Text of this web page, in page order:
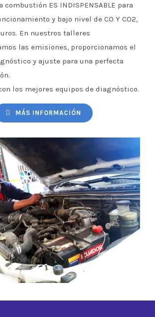
combustión ES INDISPENSABLE para
y bajo nivel de CO Y CO2,
En nuestros talleres
las emisiones, proporcionamos el
y ajuste para una perfecta
los mejores equipos de diagnóstico.
MÁS INFORMACIÓN